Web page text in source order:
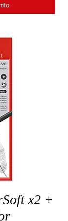
x2 +